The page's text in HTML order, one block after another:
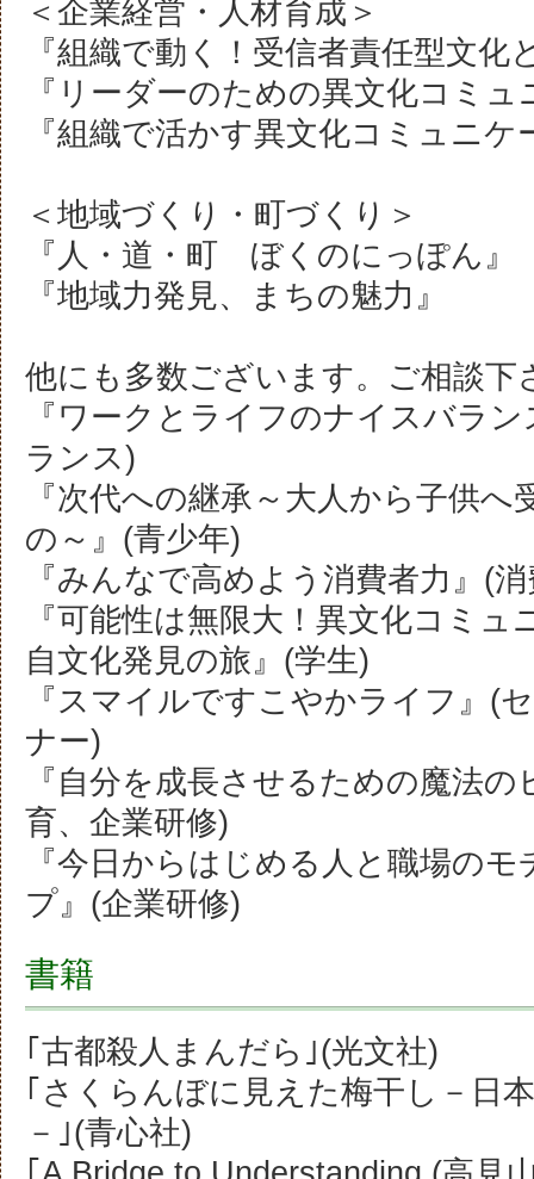
＜企業経営・人材育成＞
『組織で動く！受信者責任型文化
『リーダーのための異文化コミ
『組織で活かす異文化コミュニケ
＜地域づくり・町づくり＞
『人・道・町 ぼくのにっぽん』
『地域力発見、まちの魅力』
他にも多数ございます。ご相談下
『ワークとライフのナイスバラ
ランス)
『次代への継承～大人から子供
の～』(青少年)
『みんなで高めよう消費者力』(
『可能性は無限大！異文化コミ
自文化発見の旅』(学生)
『スマイルですこやかライフ』(
ナー)
『自分を成長させるための魔法
育、企業研修)
『今日からはじめる人と職場の
プ』(企業研修)
書籍
｢古都殺人まんだら｣(光文社)
｢さくらんぼに見えた梅干し－日
－｣(青心社)